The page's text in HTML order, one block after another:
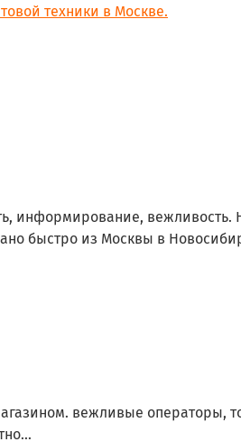
техники в Москве.
информирование, вежливость.
быстро из Москвы в
вежливые операторы,